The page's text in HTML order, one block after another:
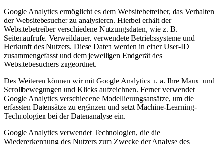
Google Analytics ermöglicht es dem Websitebetreiber, das Verhalten
der Websitebesucher zu analysieren. Hierbei erhält der
Websitebetreiber verschiedene Nutzungsdaten, wie z. B.
Seitenaufrufe, Verweildauer, verwendete Betriebssysteme und
Herkunft des Nutzers. Diese Daten werden in einer User-ID
zusammengefasst und dem jeweiligen Endgerät des
Websitebesuchers zugeordnet.
Des Weiteren können wir mit Google Analytics u. a. Ihre Maus- und
Scrollbewegungen und Klicks aufzeichnen. Ferner verwendet
Google Analytics verschiedene Modellierungsansätze, um die
erfassten Datensätze zu ergänzen und setzt Machine-Learning-
Technologien bei der Datenanalyse ein.
Google Analytics verwendet Technologien, die die
Wiedererkennung des Nutzers zum Zwecke der Analyse des